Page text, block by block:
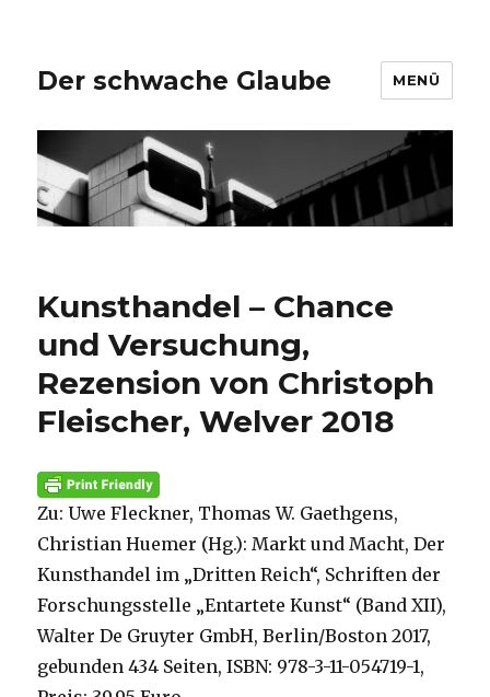
Der schwache Glaube MENÜ
Kunsthandel – Chance
und Versuchung,
Rezension von Christoph
Fleischer, Welver 2018
Zu: Uwe Fleckner, Thomas W. Gaethgens,
Christian Huemer (Hg.): Markt und Macht, Der
Kunsthandel im „Dritten Reich“, Schriften der
Forschungsstelle „Entartete Kunst“ (Band XII),
Walter De Gruyter GmbH, Berlin/Boston 2017,
gebunden 434 Seiten, ISBN: 978-3-11-054719-1,